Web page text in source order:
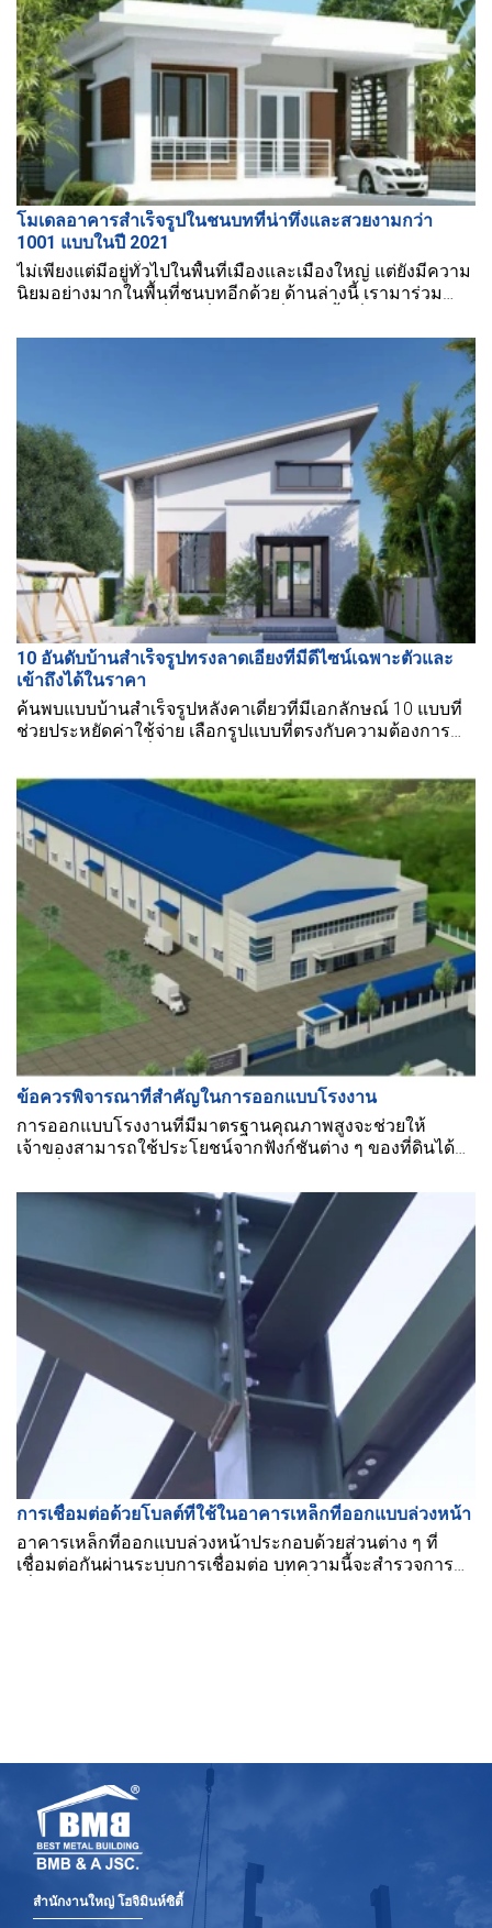
โมเดลอาคารสำเร็จรูปในชนบทที่น่าทึ่งและสวยงามกว่า
1001 แบบในปี 2021
ไม่เพียงแต่มีอยู่ทั่วไปในพื้นที่เมืองและเมืองใหญ่ แต่ยังมีความ
นิยมอย่างมากในพื้นที่ชนบทอีกด้วย ด้านล่างนี้ เรามาร่วม
2021 กับ BMB Steel กันเถอะ
10 อันดับบ้านสำเร็จรูปทรงลาดเอียงที่มีดีไซน์เฉพาะตัวและ
เข้าถึงได้ในราคา
ค้นพบแบบบ้านสำเร็จรูปหลังคาเดี่ยวที่มีเอกลักษณ์ 10 แบบที่
ช่วยประหยัดค่าใช้จ่าย เลือกรูปแบบที่ตรงกับความต้องการ
ข้อควรพิจารณาที่สำคัญในการออกแบบโรงงาน
การออกแบบโรงงานที่มีมาตรฐานคุณภาพสูงจะช่วยให้
เจ้าของสามารถใช้ประโยชน์จากฟังก์ชันต่าง ๆ ของที่ดินได้
ทำงานที่ปลอดภัยสำหรับพนักงาน ซึ่งจะช่วยให้พวกเขา
ทำงานได้อย่างมีประสิทธิภาพ.
การเชื่อมต่อด้วยโบลต์ที่ใช้ในอาคารเหล็กที่ออกแบบล่วงหน้า
อาคารเหล็กที่ออกแบบล่วงหน้าประกอบด้วยส่วนต่าง ๆ ที่
เชื่อมต่อกันผ่านระบบการเชื่อมต่อ บทความนี้จะสำรวจการ
สำนักงานใหญ่ โฮจิมินห์ซิตี้